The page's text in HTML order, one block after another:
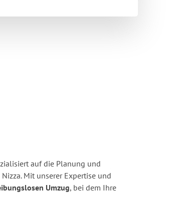
auf die Planung und
Mit unserer Expertise und
Umzug, bei dem Ihre